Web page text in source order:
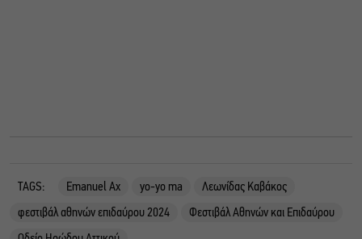
TAGS: Emanuel Ax yo-yo ma
Λεωνίδας Καβάκος
φεστιβάλ αθηνών επιδαύρου 2024
Φεστιβάλ Αθηνών και Επιδαύρου